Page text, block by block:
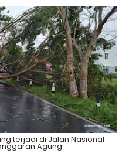
terjadi di Jalan Nasional
Agung